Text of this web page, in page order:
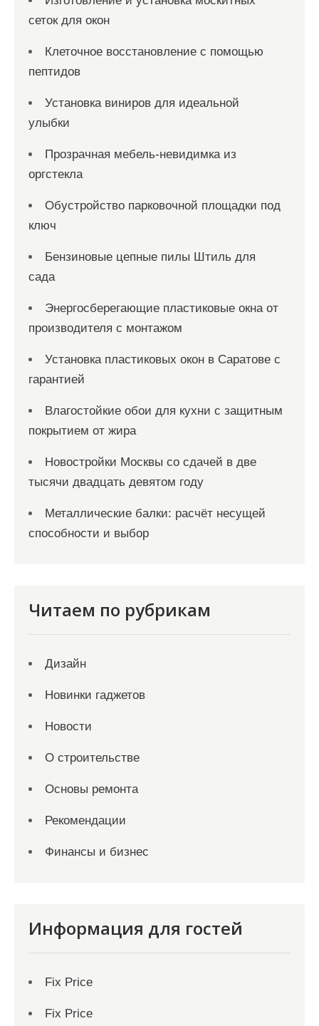
сеток для окон
Клеточное восстановление с помощью
пептидов
Установка виниров для идеальной
улыбки
Прозрачная мебель-невидимка из
оргстекла
Обустройство парковочной площадки под
ключ
Бензиновые цепные пилы Штиль для
сада
Энергосберегающие пластиковые окна от
производителя с монтажом
Установка пластиковых окон в Саратове с
гарантией
Влагостойкие обои для кухни с защитным
покрытием от жира
Новостройки Москвы со сдачей в две
тысячи двадцать девятом году
Металлические балки: расчёт несущей
способности и выбор
Читаем по рубрикам
Дизайн
Новинки гаджетов
Новости
О строительстве
Основы ремонта
Рекомендации
Финансы и бизнес
Информация для гостей
Fix Price
Fix Price